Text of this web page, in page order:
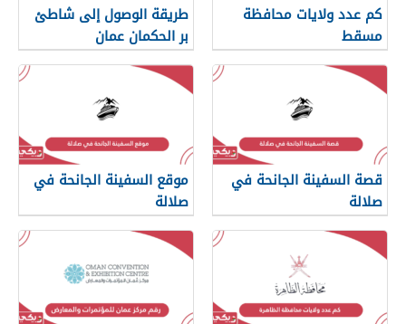
كم عدد ولايات محافظة
مسقط
طريقة الوصول إلى شاطئ
بر الحكمان عمان
قصة السفينة الجانحة في
صلالة
موقع السفينة الجانحة في
صلالة